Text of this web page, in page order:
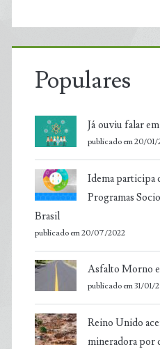
Populares
Já ouviu falar
publicado em 20/01/
Idema participa
Programas
Brasil
publicado em 20/07/2022
Asfalto Morno
publicado em 31/01/
Reino Unido
mineradora por